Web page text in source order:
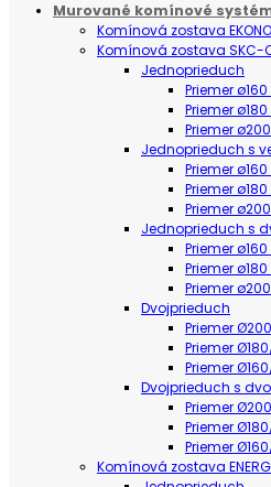
Murované komínové
Komínová zostava
Komínová zostava SKC-
Jednoprieduch
Priemer
Priemer
Priemer
Jednoprieduch s
Priemer
Priemer
Priemer
Jednoprieduch s
Priemer
Priemer
Priemer
Dvojprieduch
Priemer
Priemer
Priemer
Dvojprieduch s
Priemer
Priemer
Priemer
Komínová zostava